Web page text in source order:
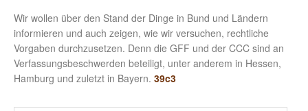
Wir wollen über den Stand der Dinge in Bund und Ländern
informieren und auch zeigen, wie wir versuchen, rechtliche
Vorgaben durchzusetzen. Denn die GFF und der CCC sind an
Verfassungsbeschwerden beteiligt, unter anderem in Hessen,
Hamburg und zuletzt in Bayern. 39c3